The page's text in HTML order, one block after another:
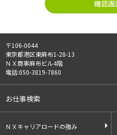
個人情
有料職業紹介事業
・請負事業
ご記入頂いた個人情報は、法令
人様の同意なく、第三者に提供
5)外部の委託：
ご記入頂いた個人情報は、文書
〒106-0044
東京都港区東麻布1-28-13
ＮＸ商事麻布ビル4階
電話:050-3819-7860
お仕事検索
ＮＸキャリアロードの強み